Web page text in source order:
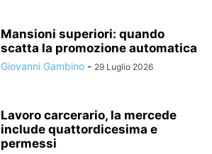
Mansioni superiori: quando
scatta la promozione automatica
Giovanni Gambino - 29 Luglio 2026
Lavoro carcerario, la mercede
include quattordicesima e
permessi